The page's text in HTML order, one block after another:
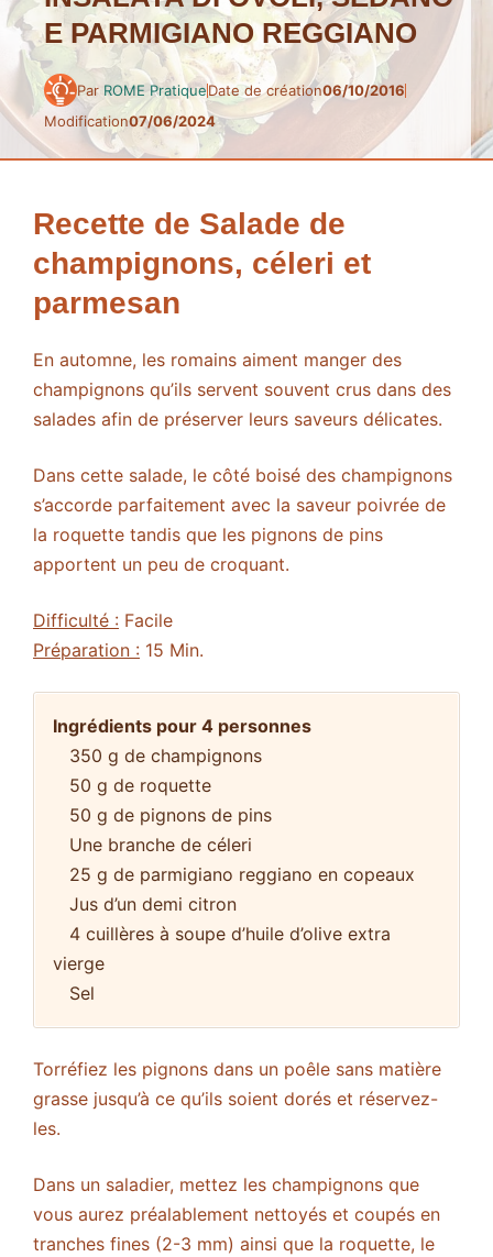
E PARMIGIANO REGGIANO
Par ROME PratiqueDate de création06/10/2016
Modification07/06/2024
Recette de Salade de
champignons, céleri et
parmesan
En automne, les romains aiment manger des
champignons qu’ils servent souvent crus dans des
salades afin de préserver leurs saveurs délicates.
Dans cette salade, le côté boisé des champignons
s’accorde parfaitement avec la saveur poivrée de
la roquette tandis que les pignons de pins
apportent un peu de croquant.
Difficulté : Facile
Préparation : 15 Min.
Ingrédients pour 4 personnes
350 g de champignons
50 g de roquette
50 g de pignons de pins
Une branche de céleri
25 g de parmigiano reggiano en copeaux
Jus d’un demi citron
4 cuillères à soupe d’huile d’olive extra
vierge
Sel
Torréfiez les pignons dans un poêle sans matière
grasse jusqu’à ce qu’ils soient dorés et réservez-
les.
Dans un saladier, mettez les champignons que
vous aurez préalablement nettoyés et coupés en
tranches fines (2-3 mm) ainsi que la roquette, le